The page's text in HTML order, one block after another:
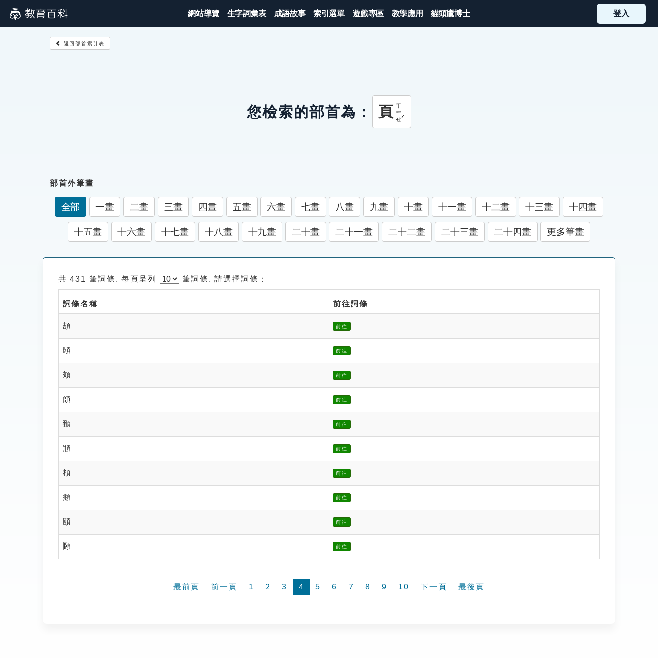
到
主
::: 網站導覽 生字詞彙表 成語故事 索引選單 遊戲專區 教學應用 貓頭鷹博士 登入
:::
返回部首索引表
您檢索的部首為： 頁ㄒㄧㄝˊ
部首外筆畫
全部 一畫 二畫 三畫 四畫 五畫 六畫 七畫 八畫 九畫 十畫 十一畫 十二畫 十三畫 十四畫
十五畫 十六畫 十七畫 十八畫 十九畫 二十畫 二十一畫 二十二畫 二十三畫 二十四畫 更多筆畫
共 431 筆詞條, 每頁呈列 筆詞條, 請選擇詞條：
詞條名稱 前往詞條
頡 前往
頣 前往
頦 前往
頧 前往
頨 前往
頩 前往
頪 前往
頫 前往
頤 前往
頥 前往
最前頁 前一頁 1 2 3 4 5 6 7 8 9 10 下一頁 最後頁